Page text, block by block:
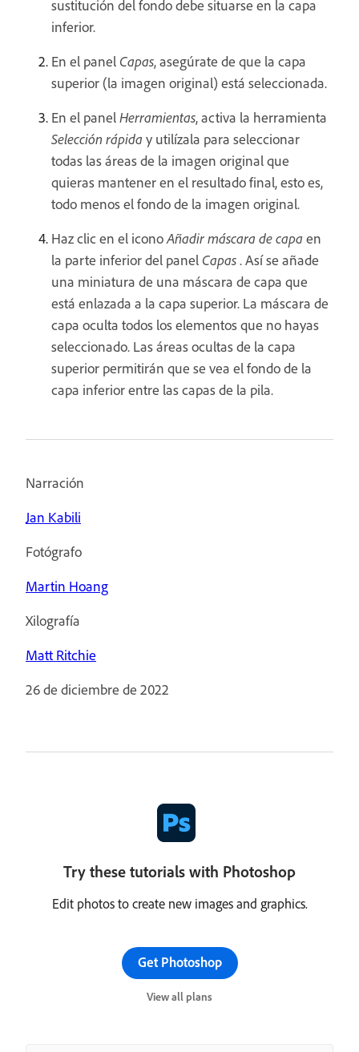
sustitución del fondo debe situarse en la capa
inferior.
En el panel Capas, asegúrate de que la capa
superior (la imagen original) está seleccionada.
En el panelHerramientas, activa la herramienta
Selección rápida y utilízala para seleccionar
todas las áreas de la imagen original que
quieras mantener en el resultado final, esto es,
todo menos el fondo de la imagen original.
Haz clic en el iconoAñadir máscara de capa en
la parte inferior del panel Capas. Así se añade
una miniatura de una máscara de capa que
está enlazada a la capa superior. La máscara de
capa oculta todos los elementos que no hayas
seleccionado. Las áreas ocultas de la capa
superior permitirán que se vea el fondo de la
capa inferior entre las capas de la pila.
Narración
Jan Kabili
Fotógrafo
Martin Hoang
Xilografía
Matt Ritchie
26 de diciembre de 2022
Try these tutorials with Photoshop
Edit photos to create new images and graphics.
Get Photoshop
View all plans